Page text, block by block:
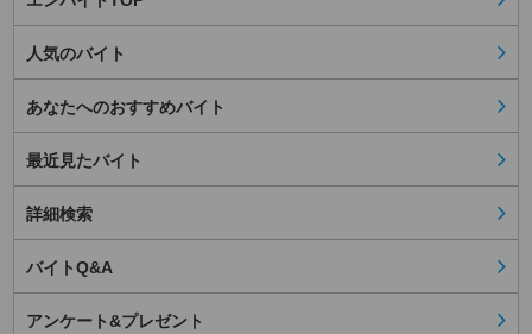
人気のバイト
あなたへのおすすめバイト
最近見たバイト
詳細検索
バイトQ&A
アンケート&プレゼント